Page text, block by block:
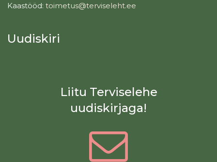
Kaastööd: toimetus@terviseleht.ee
Uudiskiri
Liitu Terviselehe
uudiskirjaga!